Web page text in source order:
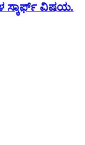
ಸ್ಕಾರ್ಫ್ ವಿಷಯ.